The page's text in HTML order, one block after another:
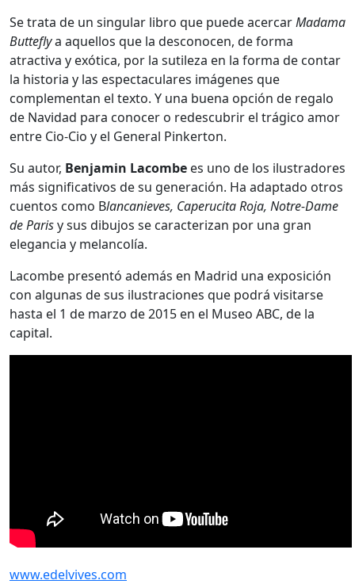
Se trata de un singular libro que puede acercarMadama
Butteflya aquellos que la desconocen, de forma
atractiva y exótica, por la sutileza en la forma de contar
la historia y las espectaculares imágenes que
complementan el texto. Y una buena opción de regalo
de Navidad para conocer o redescubrir el trágico amor
entre Cio-Cio y el General Pinkerton.
Su autor, Benjamin Lacombe es uno de los ilustradores
más significativos de su generación. Ha adaptado otros
cuentos como Blancanieves, Caperucita Roja, Notre-Dame
de Parisy sus dibujos se caracterizan por una gran
elegancia y melancolía.
Lacombe presentó además en Madrid una exposición
con algunas de sus ilustraciones que podrá visitarse
hasta el 1 de marzo de 2015 en el Museo ABC, de la
capital.
www.edelvives.com